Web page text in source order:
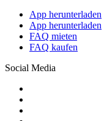
App herunterladen
App herunterladen
FAQ mieten
FAQ kaufen
Social Media